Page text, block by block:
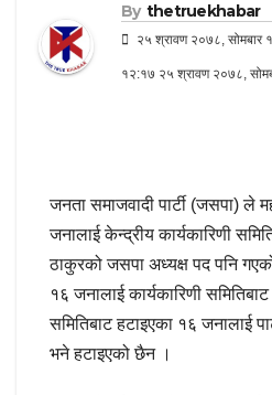
By thetruekhabar
२५ श्रावण २०७८, सोमबार
१२:१७ २५ श्रावण २०७८,
जनता समाजवादी पार्टी (जसपा) ले
जनालाई केन्द्रीय कार्यकारिणी
ठाकुरको जसपा अध्यक्ष पद पनि
१६ जनालाई कार्यकारिणी
समितिबाट हटाइएका १६ जनालाई
भने हटाइएको छैन ।